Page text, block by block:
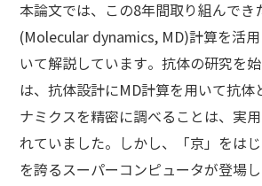
本論文では、この8年間取り組んでき
(Molecular dynamics, MD)計算を活
いて解説しています。抗体の研究を
は、抗体設計にMD計算を用いて抗体
ナミクスを精密に調べることは、実
れていました。しかし、「京」をは
を誇るスーパーコンピュータが登場